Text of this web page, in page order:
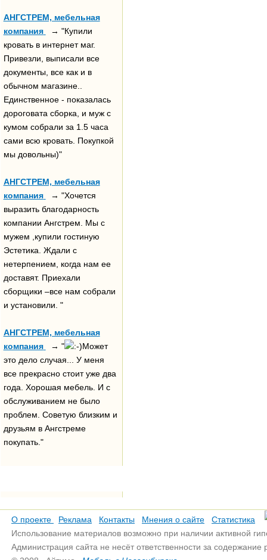
АНГСТРЕМ, мебельная
компания
→ "Купили
кровать в интернет маг.
Привезли, выписали все
документы, все как и в
обычном магазине..
Единственное - показалась
дороговата сборка, и муж с
кумом собрали за 1.5 часа
сами всю кровать. Покупкой
мы довольны)"
АНГСТРЕМ, мебельная
компания
→ "Хочется
выразить благодарность
компании Ангстрем. Мы с
мужем ,купили гостиную
Эстетика. Ждали с
нетерпением, когда нам ее
доставят. Приехали
сборщики –все нам собрали
и установили. "
АНГСТРЕМ, мебельная
компания
→ "
Может
это дело случая... У меня
все прекрасно стоит уже два
года. Хорошая мебель. И с
обслуживанием не было
проблем. Советую близким и
друзьям в Ангстреме
покупать."
О проекте Реклама Контакты Мнения о сайте
Статистика
Использование материалов возможно при наличии активной
Администрация сайта не несёт ответственности за